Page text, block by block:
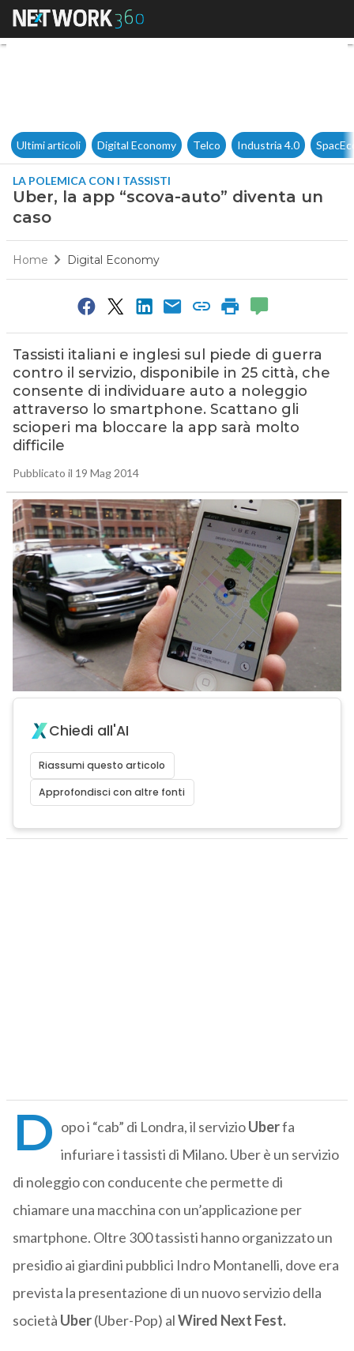
Uber, la app “scova-auto”
Ultimi articoli Digital Economy Telco Industria 4.0
LA POLEMICA CON I TASSISTI
Uber, la app “scova-auto” diventa un
caso
Home Digital Economy
Tassisti italiani e inglesi sul piede di guerra
contro il servizio, disponibile in 25 città, che
consente di individuare auto a noleggio
attraverso lo smartphone. Scattano gli
scioperi ma bloccare la app sarà molto
difficile
Pubblicato il 19 Mag 2014
Chiedi all'AI
Riassumi questo articolo
Approfondisci con altre fonti
D opo i “cab” di Londra, il servizioUberfa
infuriare i tassisti di Milano. Uber è un servizio
di noleggio con conducente che permette di
chiamare una macchina con un’applicazione per
smartphone. Oltre 300 tassisti hanno organizzato un
presidio ai giardini pubblici Indro Montanelli, dove era
prevista la presentazione di un nuovo servizio della
società Uber(Uber-Pop) alWired Next Fest.